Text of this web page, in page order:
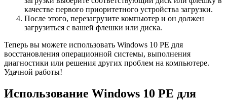
качестве первого приоритетного устройства загрузки.
После этого, перезагрузите компьютер и он должен
загрузиться с вашей флешки или диска.
Теперь вы можете использовать Windows 10 PE для
восстановления операционной системы, выполнения
диагностики или решения других проблем на компьютере.
Удачной работы!
Использование Windows 10 PE для